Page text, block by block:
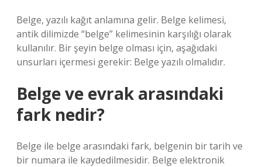
Belge, yazılı kağıt anlamına gelir. Belge kelimesi,
antik dilimizde “belge” kelimesinin karşılığı olarak
kullanılır. Bir şeyin belge olması için, aşağıdaki
unsurları içermesi gerekir: Belge yazılı olmalıdır.
Belge ve evrak arasındaki
fark nedir?
Belge ile belge arasındaki fark, belgenin bir tarih ve
bir numara ile kaydedilmesidir. Belge elektronik